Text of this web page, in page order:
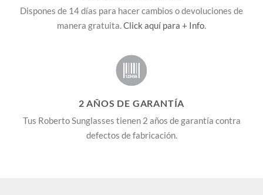
Dispones de 14 días para hacer cambios o devoluciones de
manera gratuita.Click aquí para + Info.
2 AÑOS DE GARANTÍA
Tus Roberto Sunglasses tienen 2 años de garantía contra
defectos de fabricación.